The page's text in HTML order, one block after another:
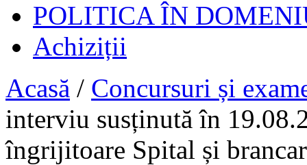
POLITICA ÎN
Achiziții
Acasă / Concursuri și
interviu susținută în
îngrijitoare Spital și